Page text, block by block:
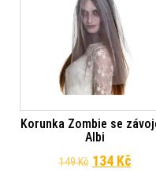
Korunka Zombie se
Albi
149Kč Původní
134 Kč